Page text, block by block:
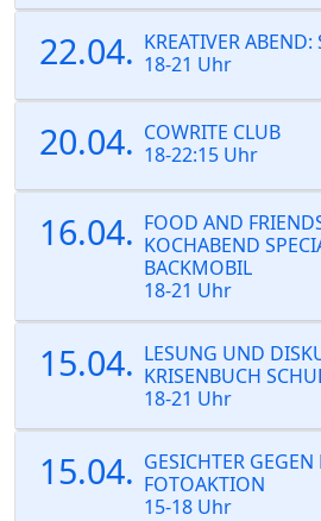
22.04. KREATIVER ABEND:
18-21 Uhr
20.04. COWRITE CLUB
18-22:15 Uhr
16.04. FOOD AND
KOCHABEND
BACKMOBIL
18-21 Uhr
15.04. LESUNG UND
KRISENBUCH
18-21 Uhr
15.04. GESICHTER GEGEN
FOTOAKTION
15-18 Uhr